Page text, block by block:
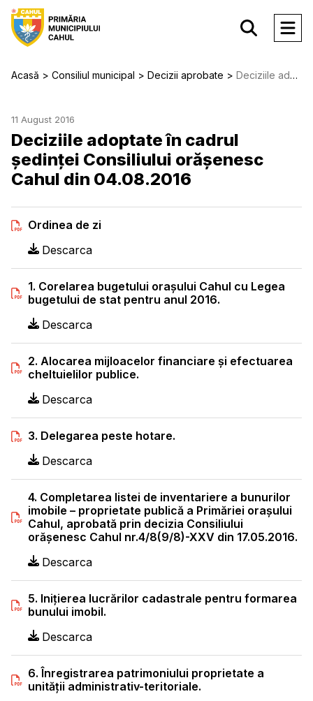
Acasă Consiliul municipal Decizii aprobate Deciziile adoptate în cadrul ședinței Consiliului orășenesc Cahul din 04.08.2016
11 August 2016
Deciziile adoptate în cadrul
ședinței Consiliului orășenesc
Cahul din 04.08.2016
Ordinea de zi
Descarca
1. Corelarea bugetului oraşului Cahul cu Legea
bugetului de stat pentru anul 2016.
Descarca
2. Alocarea mijloacelor financiare și efectuarea
cheltuielilor publice.
Descarca
3. Delegarea peste hotare.
Descarca
4. Completarea listei de inventariere a bunurilor
imobile – proprietate publică a Primăriei oraşului
Cahul, aprobată prin decizia Consiliului
orăşenesc Cahul nr.4/8(9/8)-XXV din 17.05.2016.
Descarca
5. Iniţierea lucrărilor cadastrale pentru formarea
bunului imobil.
Descarca
6. Înregistrarea patrimoniului proprietate a
unităţii administrativ-teritoriale.